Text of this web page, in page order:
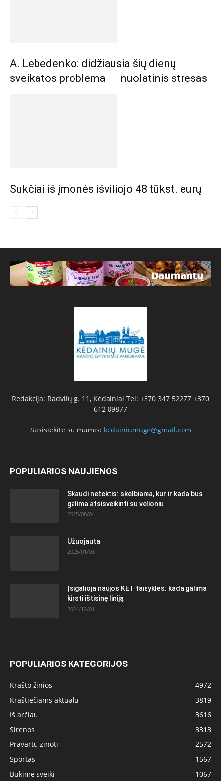
A. Lebedenko: didžiausia šių dienų
sveikatos problema – nuolatinis stresas
Sukčiai iš įmonės išviliojo 48 tūkst. eurų
Redakcija: Radvilų g. 11, Kėdainiai Tel: +370 347 52277 +370
612 89877
Susisiekite su mumis: kedainiumuge@gmail.com
POPULIARIOS NAUJIENOS
Skaudi netektis: skelbiama, kur ir kada bus
galima atsisveikinti su velioniu
2025/08/04
Užuojauta
2025/01/03
Įsigalioja naujos KET taisyklės: kada galima
kirsti ištisinę liniją
2024/12/01
POPULIARIOS KATEGORIJOS
Krašto žinios
4972
Kraštiečiams aktualu
3819
Iš arčiau
3616
Sirenos
3313
Pravartu žinoti
2572
Sportas
1567
Būkime sveiki
1067